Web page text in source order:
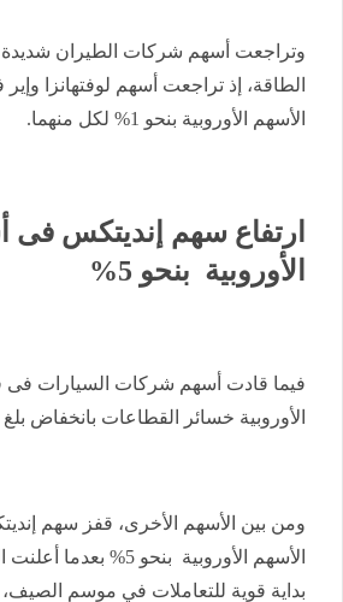
وتراجعت أسهم شركات الطيران شديدة
الطاقة، إذ تراجعت أسهم لوفتهانزا
الأسهم الأوروبية بنحو 1% لكل منهما.
ارتفاع سهم إنديتكس فى
الأوروبية بنحو 5%
فيما قادت أسهم شركات السيارات فى
الأوروبية خسائر القطاعات بانخفاض بلغ
ومن بين الأسهم الأخرى، قفز سهم
الأسهم الأوروبية بنحو
بداية قوية للتعاملات في موسم